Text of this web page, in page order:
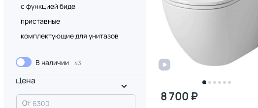
с функцией биде
приставные
комплектующие для унитазов
В наличии 43
Цена
От 8 700 ₽